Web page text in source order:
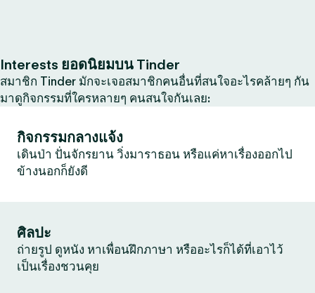
Interests ยอดนิยมบน Tinder
สมาชิก Tinder มักจะเจอสมาชิกคนอื่นที่สนใจอะไรคล้ายๆ กัน
มาดูกิจกรรมที่ใครหลายๆ คนสนใจกันเลย:
กิจกรรมกลางแจ้ง
เดินป่า ปั่นจักรยาน วิ่งมาราธอน หรือแค่หาเรื่องออกไป
ข้างนอกก็ยังดี
ศิลปะ
ถ่ายรูป ดูหนัง หาเพื่อนฝึกภาษา หรืออะไรก็ได้ที่เอาไว้
เป็นเรื่องชวนคุย